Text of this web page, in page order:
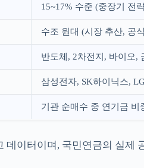
15~17% 수준 (중장기 전
수조 원대 (시장 추산, 공
반도체, 2차전지, 바이오,
삼성전자, SK하이닉스,
기관 순매수 중 연기금 비
이터이며, 국민연금의 실제